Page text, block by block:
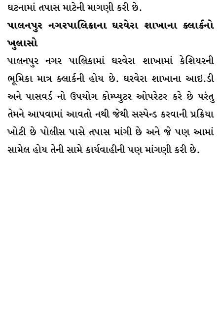
ઘટનામાં તપાસ માટેની માગણી કરી છે.
પાલનપુર નગરપાલિકાના ઘરવેરા શાખાના ક્લાર્કનો
ખુલાસો
પાલનપુર નગર પાલિકામાં ઘરવેરા શાખામાં કેશિયરની
ભૂમિકા માત્ર ક્લાર્કની હોય છે. ઘરવેરા શાખાના આઇ.ડી
અને પાસવર્ડ નો ઉપયોગ કોમ્પ્યુટર ઓપરેટર કરે છે પરંતુ
તેમને આપવામાં આવતો નથી જેથી સસ્પેન્ડ કરવાની પ્રક્રિયા
ખોટી છે પોલીસ પાસે તપાસ માંગી છે અને જે પણ આમાં
સામેલ હોય તેની સામે કાર્યવાહીની પણ માંગણી કરી છે.